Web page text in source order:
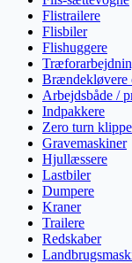
Flistrailere
Flisbiler
Flishuggere
Brændekløvere
Arbejdsbåde /
Indpakkere
Zero turn
Gravemaskiner
Hjullæssere
Lastbiler
Dumpere
Kraner
Trailere
Redskaber